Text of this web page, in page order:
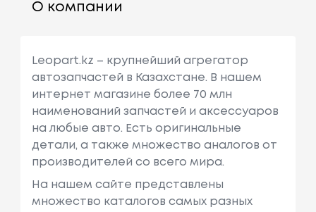
О компании
Leopart.kz – крупнейший агрегатор
автозапчастей в Казахстане. В нашем
интернет магазине более 70 млн
наименований запчастей и аксессуаров
на любые авто. Есть оригинальные
детали, а также множество аналогов от
производителей со всего мира.
На нашем сайте представлены
множество каталогов самых разных